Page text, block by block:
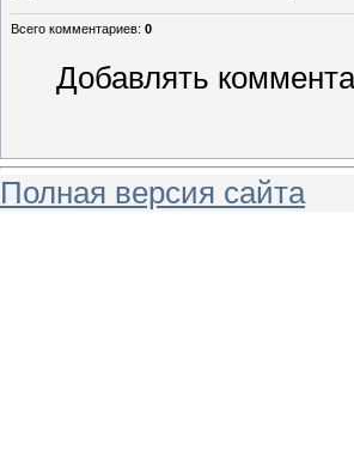
Всего комментариев: 0
Добавлять
Полная версия сайта